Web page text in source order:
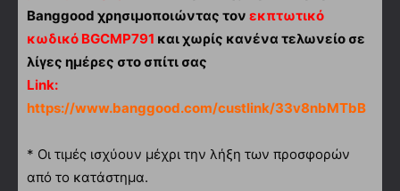
Banggood χρησιμοποιώντας τον εκπτωτικό
κωδικό BGCMP791 και χωρίς κανένα τελωνείο σε
λίγες ημέρες στο σπίτι σας
Link:
https://www.banggood.com/custlink/33v8nbMTbB
* Οι τιμές ισχύουν μέχρι την λήξη των προσφορών
από το κατάστημα.